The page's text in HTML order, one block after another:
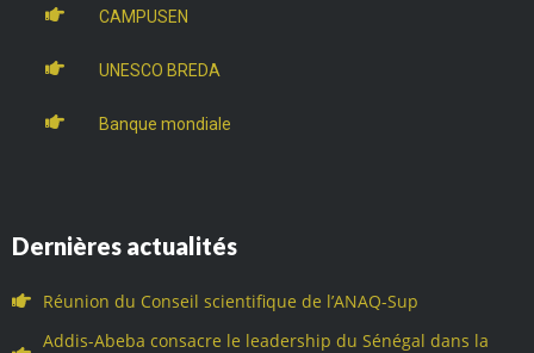
CAMPUSEN
UNESCO BREDA
Banque mondiale
Dernières actualités
Réunion du Conseil scientifique de l’ANAQ-Sup
Addis-Abeba consacre le leadership du Sénégal dans la